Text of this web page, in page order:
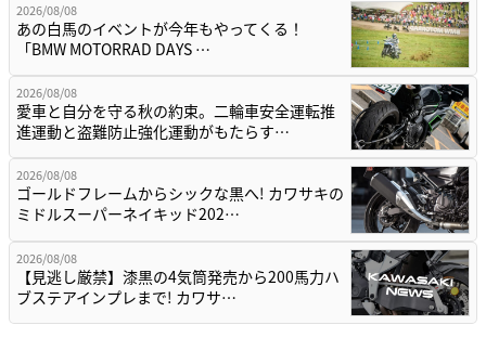
2026/08/08
あの白馬のイベントが今年もやってくる！
「BMW MOTORRAD DAYS …
2026/08/08
愛車と自分を守る秋の約束。二輪車安全運転推
進運動と盗難防止強化運動がもたらす…
2026/08/08
ゴールドフレームからシックな黒へ! カワサキの
ミドルスーパーネイキッド202…
2026/08/08
【見逃し厳禁】漆黒の4気筒発売から200馬力ハ
ブステアインプレまで! カワサ…